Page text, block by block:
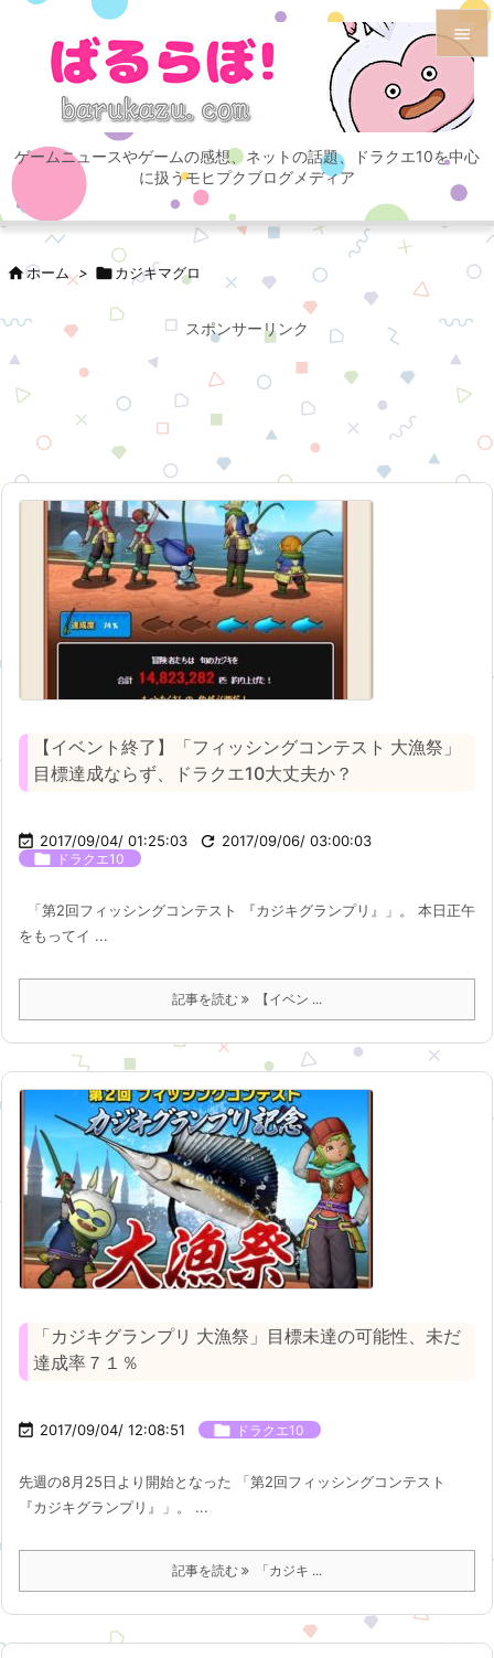
ゲームニュースやゲームの感想、ネットの話題、ドラクエ10を中心
に扱うモヒプクブログメディア

メニュ

サイド

次へ
検索
ホーム > カジキマグロ
スポンサーリンク
【イベント終了】「フィッシングコンテスト 大漁祭」
目標達成ならず、ドラクエ10大丈夫か？
 2017/09/04/ 01:25:03  2017/09/06/ 03:00:03
 ドラクエ10
「第2回フィッシングコンテスト 『カジキグランプリ』」。 本日正午
をもってイ ...
記事を読む 【イベン ...
「カジキグランプリ 大漁祭」目標未達の可能性、未だ
達成率７１％
 2017/09/04/ 12:08:51  ドラクエ10
先週の8月25日より開始となった 「第2回フィッシングコンテスト
『カジキグランプリ』」。 ...
記事を読む 「カジキ ...